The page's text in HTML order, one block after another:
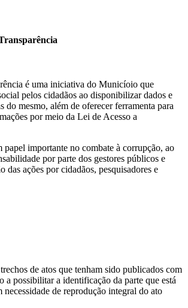
é uma iniciativa do Municíoio que
pelos cidadãos ao disponibilizar dados e
do mesmo, além de oferecer ferramenta para
por meio da Lei de Acesso a
papel importante no combate à corrupção, ao
por parte dos gestores públicos e
das ações por cidadãos, pesquisadores e
de atos que tenham sido publicados com
a possibilitar a identificação da parte que está
necessidade de reprodução integral do ato